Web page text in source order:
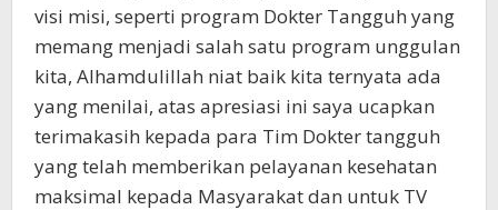
visi misi, seperti program Dokter Tangguh yang
memang menjadi salah satu program unggulan
kita, Alhamdulillah niat baik kita ternyata ada
yang menilai, atas apresiasi ini saya ucapkan
terimakasih kepada para Tim Dokter tangguh
yang telah memberikan pelayanan kesehatan
maksimal kepada Masyarakat dan untuk TV